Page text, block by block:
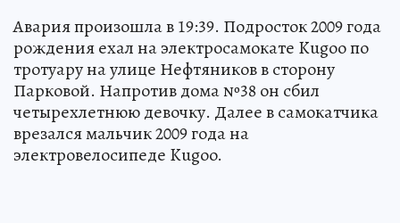
Авария произошла в 19:39. Подросток 2009 года
рождения ехал на электросамокате Kugoo по
тротуару на улице Нефтяников в сторону
Парковой. Напротив дома №38 он сбил
четырехлетнюю девочку. Далее в самокатчика
врезался мальчик 2009 года на
электровелосипеде Kugoo.